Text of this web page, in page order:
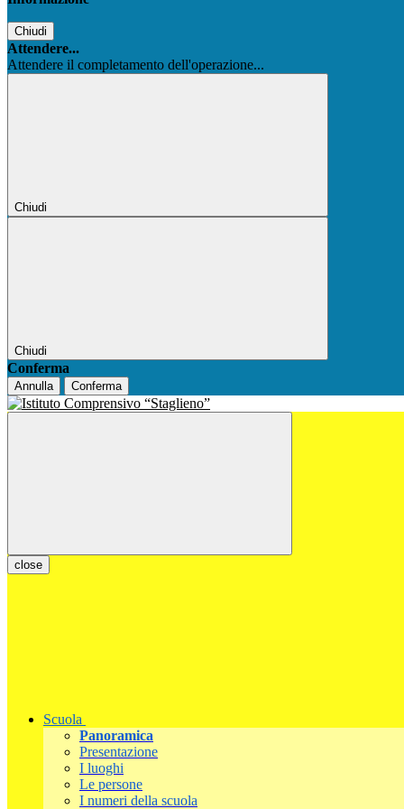
Chiudi
Attendere...
Attendere il completamento dell'operazione...
Chiudi
Chiudi
Conferma
Annulla Conferma
close
Scuola
Panoramica
Presentazione
I luoghi
Le persone
I numeri della scuola